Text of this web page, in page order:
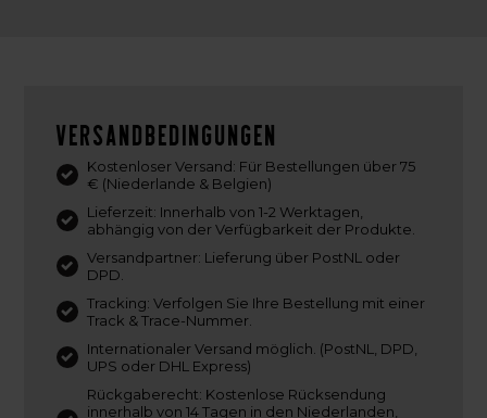
Versandbedingungen
Kostenloser Versand: Für Bestellungen über 75
€ (Niederlande & Belgien)
Lieferzeit: Innerhalb von 1-2 Werktagen,
abhängig von der Verfügbarkeit der Produkte.
Versandpartner: Lieferung über PostNL oder
DPD.
Tracking: Verfolgen Sie Ihre Bestellung mit einer
Track & Trace-Nummer.
Internationaler Versand möglich. (PostNL, DPD,
UPS oder DHL Express)
Rückgaberecht: Kostenlose Rücksendung
innerhalb von 14 Tagen in den Niederlanden,